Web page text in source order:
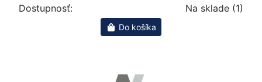
Dostupnosť: Na sklade (1)
Do košíka